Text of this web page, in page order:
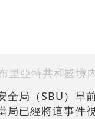
里亞特共和國境
全局（SBU）早
已經將這事件